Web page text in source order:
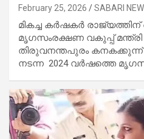
February 25, 2026 SABARI
മികച്ച കർഷകർ
മൃഗസംരക്ഷണ വകുപ്പ്
തിരുവനന്തപുരം
നടന്ന 2024 വർഷത്തെ